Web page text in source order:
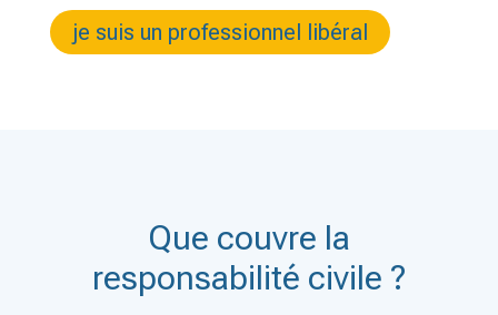
je suis un professionnel libéral
Que couvre la
responsabilité civile ?